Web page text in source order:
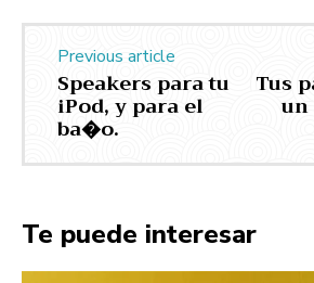
Previous article
Speakers para tu
iPod, y para el
ba�o.
Tus
Te puede interesar